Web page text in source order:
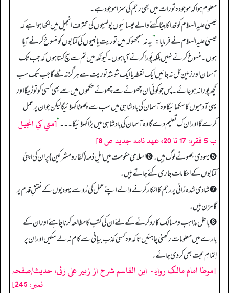
معلوم ہوا کہ موجودہ تورات میں بھی رجم کی سزا موجود ہے۔
عیسیٰ علیہ السلام کو خدا کا بیٹا کہنے والے عیسائیوں پولسیوں کی محترف انجیل میں لکھا ہوا ہے کہ
عیسیٰ علیہ السلام نے فرمایا:”یہ نہ سمجھو کہ میں توریت یا نبیوں کی کتابوں کو منسوخ کرنے آیا
ہوں۔ منسوخ کرنے نہیں بلکہ پُورا کرنے آیا ہوں۔ کیونکہ میں تم سے سچ کہتا ہوں کہ جب تک
آسمان اور زمین ٹل نہ جائیں ایک نقطہ یا ایک شوشہ توریت سے ہرگز نہ ٹلے گا جب تک سب
کچھ پورا نہ ہوجائے۔ پس جو کوئی ان چھوٹے سے چھوٹے حکموں میں سے بھی کسی کو توڑیگا اور
یہی آدمیوں کا سکھائیگا وہ آسمان کی بادشاہی میں سب سے چھوٹا کہلائیگا لیکن جوان پر عمل
کرے گا اور ان ک تعلیم دے گا وہ آسمان کی بادشاہی میں بڑا کہلائیگا۔۔۔“[متي كي انجيل
ب 5 فقره: 17 تا 20، عهد نامه جديد ص 8]
➎ یہودی جھوٹے لوگ ہیں۔ ➏ اسلامی حکومت میں اہلِ ذمہ (کفار ومشرکین) پر ان کی اپنی
کتابوں کے احکامات جاری کئے جاتے ہیں۔
➐ شادی شدہ زانی پر رجم کا انکار کرنے والے اپنے عمل کی رُو سے یہودیوں کے نقشِ قدم پر
گامزن ہیں۔
➑ باطل مذاہب ومسالک کا رد کرنے کے لئے ان کی کتب کا مطالعہ کرنا چاہئے اور ان کے
بارے میں معلومات رکھنی چاہئیں تاکہ وہ کسی کذب بیانی سے کام نہ لے سکیں اور ان پر
اِتمامِ حجت بھی کردی جائے۔
[موطا امام مالک روایۃ ابن القاسم شرح از زبیر علی زئی، حدیث/صفحہ
نمبر: 245]